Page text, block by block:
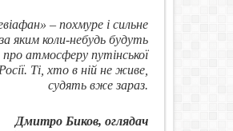
– похмуре і сильне
яким коли-небудь будуть
атмосферу путінської
Росії. Ті, хто в ній не живе,
судять вже зараз.
Дмитро Биков, оглядач